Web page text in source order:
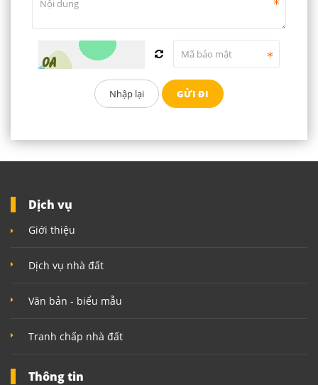
Dịch vụ
Giới thiệu
Dịch vụ nhà đất
Văn bản - biểu mẫu
Tranh chấp nhà đất
Thông tin